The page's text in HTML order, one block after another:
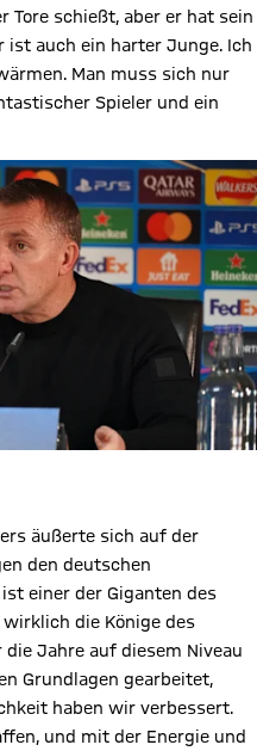
Tore schießt, aber er hat sein
ist auch ein harter Junge. Ich
Man muss sich nur
Spieler und ein
äußerte sich auf der
den deutschen
ist einer der Giganten des
die Könige des
Jahre auf diesem Niveau
Grundlagen gearbeitet,
haben wir verbessert.
und mit der Energie und